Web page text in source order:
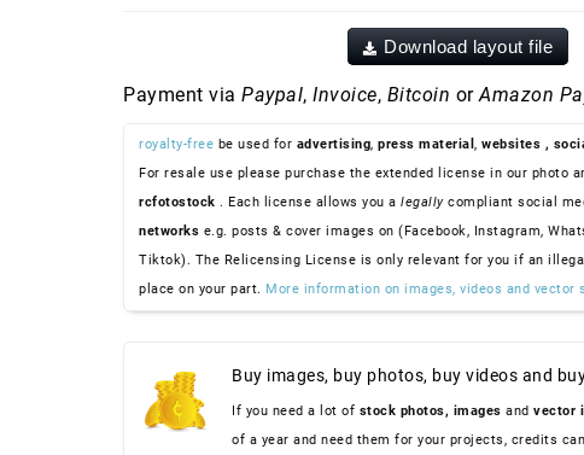
Download layout file
Payment via Paypal, Invoice, Bitcoin or Amazon
royalty-free be used for advertising, press material , websites ,
For resale use please purchase the extended license in our photo
rcfotostock . Each license allows you a legallycompliant social
networks e.g. posts & cover images on (Facebook, Instagram,
Tiktok). The Relicensing License is only relevant for you if an
place on your part. More information on images, videos and vector
Buy images, buy photos, buy videos and
If you need a lot of stock photos, images and vector
of a year and need them for your projects, credits